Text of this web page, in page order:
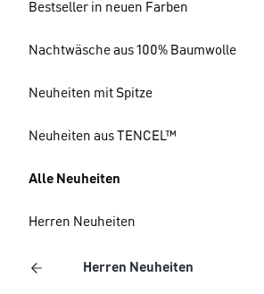
Bestseller in neuen Farben
Nachtwäsche aus 100% Baumwolle
Neuheiten mit Spitze
Neuheiten aus TENCEL™
Alle Neuheiten
Herren Neuheiten
Herren Neuheiten